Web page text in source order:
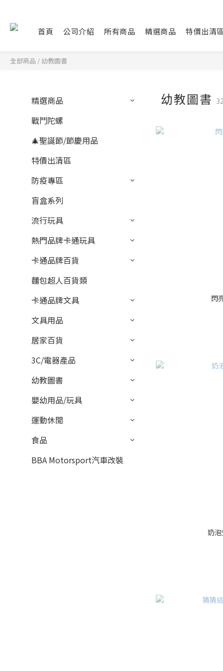
首頁 公司介紹 所有商品 精選商品 特價出清
全部商品 / 幼教圖書
精選商品
戰鬥陀螺
🎄聖誕節/節慶用品
特價出清區
防疫專區
盲盒系列
流行玩具
熱門品牌卡通玩具
卡通品牌百貨
麵包超人百貨類
卡通品牌文具
文具用品
居家百貨
3C/電器產品
幼教圖書
嬰幼用品/玩具
運動休閒
食品
BBA Motorsport汽車改裝
幼教圖書
閃
奶